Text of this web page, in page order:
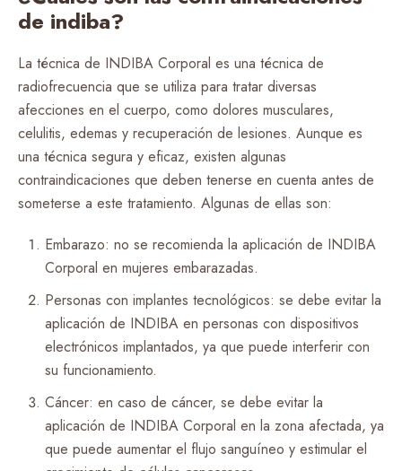
de indiba?
La técnica de INDIBA Corporal es una técnica de
radiofrecuencia que se utiliza para tratar diversas
afecciones en el cuerpo, como dolores musculares,
celulitis, edemas y recuperación de lesiones. Aunque es
una técnica segura y eficaz, existen algunas
contraindicaciones que deben tenerse en cuenta antes de
someterse a este tratamiento. Algunas de ellas son:
Embarazo: no se recomienda la aplicación de INDIBA
Corporal en mujeres embarazadas.
Personas con implantes tecnológicos: se debe evitar la
aplicación de INDIBA en personas con dispositivos
electrónicos implantados, ya que puede interferir con
su funcionamiento.
Cáncer: en caso de cáncer, se debe evitar la
aplicación de INDIBA Corporal en la zona afectada, ya
que puede aumentar el flujo sanguíneo y estimular el